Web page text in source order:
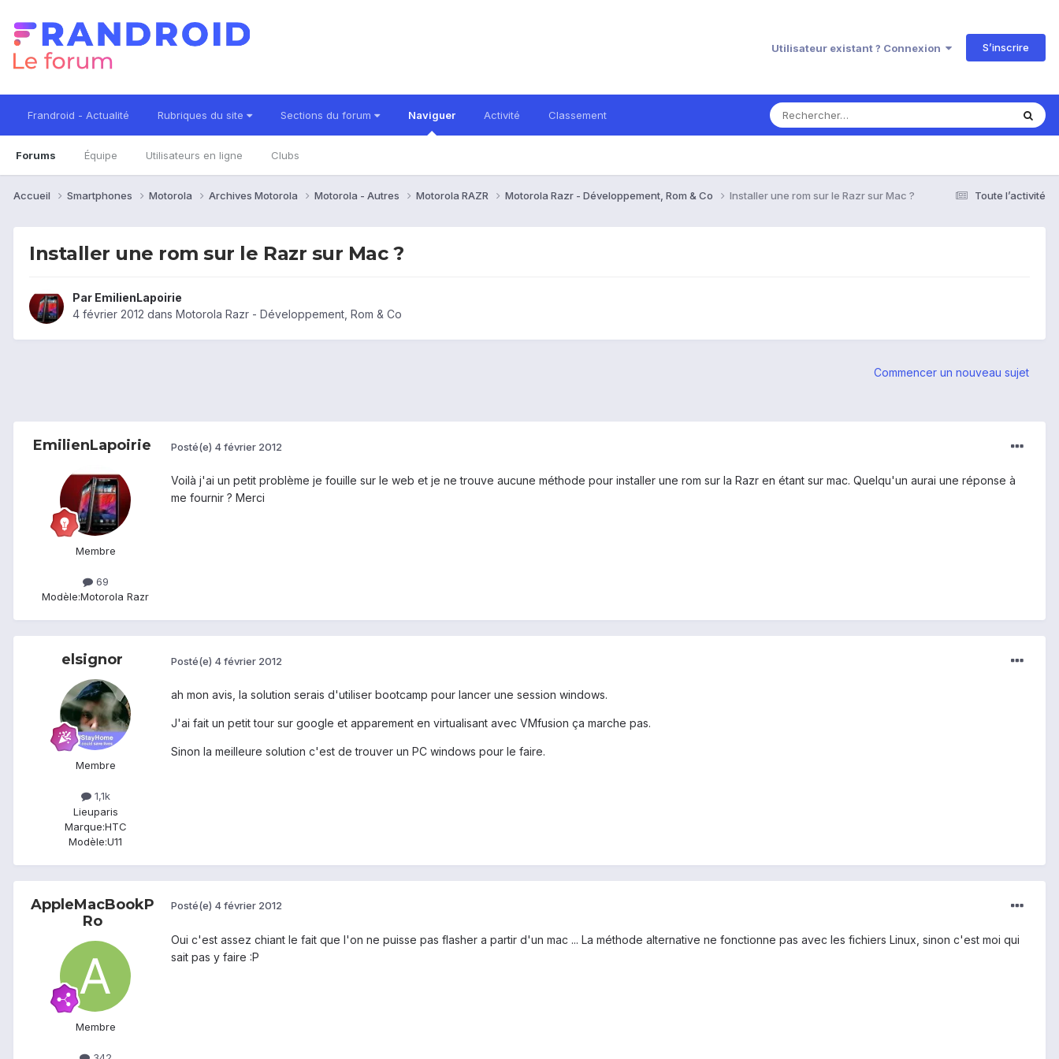
Utilisateur existant ? Connexion S’inscrire
Frandroid - Actualité Rubriques du site Sections du forum Naviguer
Forums Équipe Utilisateurs en ligne Clubs
Activité Classement
Toute l’activité
Accueil Smartphones Motorola Archives Motorola Motorola - Autres Motorola RAZR Motorola Razr - Développement, Rom & Co Installer une rom sur le Razr sur Mac ?
Installer une rom sur le Razr sur Mac ?
Par EmilienLapoirie
4 février 2012 dans Motorola Razr - Développement, Rom & Co
Commencer un nouveau sujet
EmilienLapoirie
Membre
69
Modèle:Motorola Razr
Posté(e) 4 février 2012
Voilà j'ai un petit problème je fouille sur le web et je ne trouve aucune méthode pour installer une rom sur la Razr en étant sur mac. Quelqu'un aurai une réponse à
me fournir ? Merci
elsignor
Membre
1,1k
Lieuparis
Marque:HTC
Modèle:U11
Posté(e) 4 février 2012
ah mon avis, la solution serais d'utiliser bootcamp pour lancer une session windows.
J'ai fait un petit tour sur google et apparement en virtualisant avec VMfusion ça marche pas.
Sinon la meilleure solution c'est de trouver un PC windows pour le faire.
AppleMacBookP
Ro
Membre
Posté(e) 4 février 2012
Oui c'est assez chiant le fait que l'on ne puisse pas flasher a partir d'un mac ... La méthode alternative ne fonctionne pas avec les fichiers Linux, sinon c'est moi qui
sait pas y faire :P